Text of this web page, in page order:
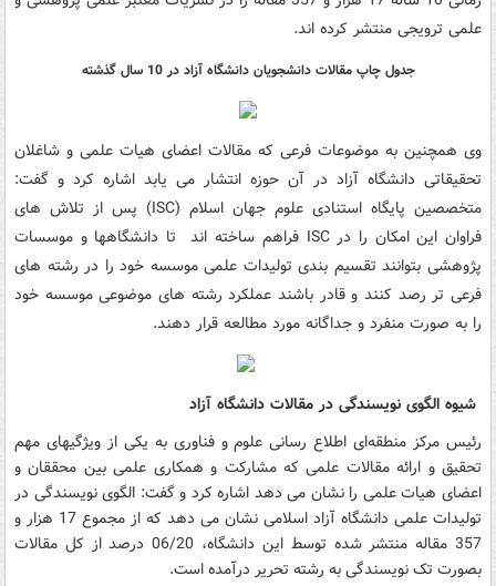
علمی ترویجی منتشر کرده اند.
جدول چاپ مقالات دانشجویان دانشگاه آزاد در 10 سال گذشته
وی همچنین به موضوعات فرعی که مقالات اعضای هیات علمی و شاغلان
تحقیقاتی دانشگاه آزاد در آن حوزه انتشار می یابد اشاره کرد و گفت:
متخصصین پایگاه استنادی علوم جهان اسلام (ISC) پس از تلاش های
فراوان این امکان را در ISC فراهم ساخته اند تا دانشگاهها و موسسات
پژوهشی بتوانند تقسیم بندی تولیدات علمی موسسه خود را در رشته های
فرعی تر رصد کنند و قادر باشند عملکرد رشته های موضوعی موسسه خود
را به صورت منفرد و جداگانه مورد مطالعه قرار دهند.
شیوه الگوی نویسندگی در مقالات دانشگاه آزاد
رئیس مرکز منطقه‌ای اطلاع رسانی علوم و فناوری به یکی از ویژگیهای مهم
تحقیق و ارائه مقالات علمی که مشارکت و همکاری علمی بین محققان و
اعضای هیات علمی را نشان می دهد اشاره کرد و گفت: الگوی نویسندگی در
تولیدات علمی دانشگاه آزاد اسلامی نشان می دهد که از مجموع 17 هزار و
357 مقاله منتشر شده توسط این دانشگاه، 06/20 درصد از کل مقالات
بصورت تک نویسندگی به رشته تحریر درآمده است.